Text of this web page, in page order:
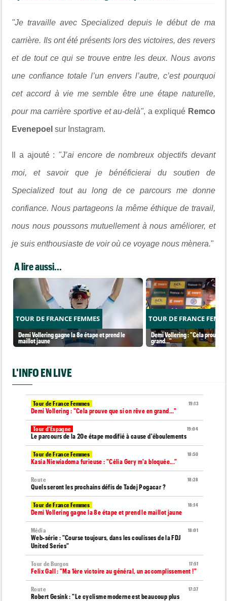
"Je travaille avec Specialized depuis le début de ma
carrière. Ils ont été présents lors des victoires, des revers
et de tout ce qui se trouve entre les deux. Nous avons
une confiance totale l’un envers l’autre, c’est pourquoi
cet accord à vie me semble être une étape naturelle,
pour ma carrière sportive et au-delà", a expliqué Remco
Evenepoel sur Instagram.
Il a ajouté : "J’ai encore de nombreux objectifs devant
moi, et savoir que je bénéficierai du soutien de
Specialized tout au long de ce parcours me donne
confiance. Nous partageons la même éthique de travail,
nous nous poussons mutuellement à nous améliorer, et
je suis enthousiaste de voir où ce voyage nous mènera."
A lire aussi...
TOUR DE FRANCE FEMMES
Demi Vollering gagne la 8e étape et prend le
maillot jaune
TOUR DE FRANCE
Demi Vollering : "Cela prouve
grand..."
L'INFO EN LIVE
19:13
Tour de France Femmes
Demi Vollering : "Cela prouve que si on rêve en grand..."
19:04
Tour d'Espagne
Le parcours de la 20e étape modifié à cause d'éboulements
18:50
Tour de France Femmes
Kasia Niewiadoma furieuse : "Célia Gery m'a bloquée..."
18:28
Route
Quels seront les prochains défis de Tadej Pogacar ?
18:14
Tour de France Femmes
Demi Vollering gagne la 8e étape et prend le maillot jaune
18:01
Média
Web-série : "Course toujours, dans les coulisses de la FDJ
United Series"
17:51
Tour de Burgos
Felix Gall : "Ma 1ère victoire au général, un accomplissement !"
17:37
Route
Robert Gesink : "Le cyclisme moderne est beaucoup plus